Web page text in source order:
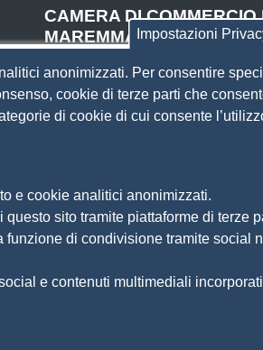
CAMERA DI COMMERCIO
MAREMMA E DEL
SEDE DI LIVORNO
Piazza del Municipio, 48
(ingresso da Via del Porticciolo, 1)
Via F.lli Cairoli, 10
Centralino 0564 430.111
Pec
Impostazioni
anonimizzati. Per consentire
cookie di terze parti che
di cookie di cui consente
e cookie analitici anonimizzati.
sito tramite piattaforme di terze
di condivisione tramite social
e contenuti multimediali